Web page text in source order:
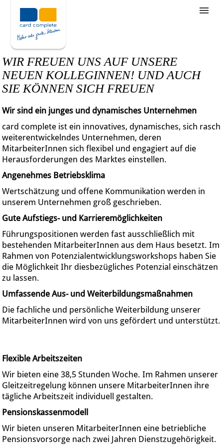
Stellenangebote
Unternehmensziele
Was wir bieten
Wie bewerbe ich mich
WIR FREUEN UNS AUF UNSERE
NEUEN KOLLEGINNEN! UND AUCH
SIE KÖNNEN SICH FREUEN
Wir sind ein junges und dynamisches Unternehmen
card complete ist ein innovatives, dynamisches, sich rasch
weiterentwickelndes Unternehmen, deren
MitarbeiterInnen sich flexibel und engagiert auf die
Herausforderungen des Marktes einstellen.
Angenehmes Betriebsklima
Wertschätzung und offene Kommunikation werden in
unserem Unternehmen groß geschrieben.
Gute Aufstiegs- und Karrieremöglichkeiten
Führungspositionen werden fast ausschließlich mit
bestehenden MitarbeiterInnen aus dem Haus besetzt. Im
Rahmen von Potenzialentwicklungsworkshops haben Sie
die Möglichkeit Ihr diesbezügliches Potenzial einschätzen
zu lassen.
Umfassende Aus- und Weiterbildungsmaßnahmen
Die fachliche und persönliche Weiterbildung unserer
MitarbeiterInnen wird von uns gefördert und unterstützt.
Flexible Arbeitszeiten
Wir bieten eine 38,5 Stunden Woche. Im Rahmen unserer
Gleitzeitregelung können unsere MitarbeiterInnen ihre
tägliche Arbeitszeit individuell gestalten.
Pensionskassenmodell
Wir bieten unseren MitarbeiterInnen eine betriebliche
Pensionsvorsorge nach zwei Jahren Dienstzugehörigkeit.